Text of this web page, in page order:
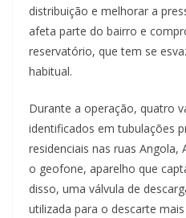
distribuição e melhorar a
afeta parte do bairro e
reservatório, que tem se
habitual.
Durante a operação, quatro
identificados em tubulações
residenciais nas ruas Angola,
o geofone, aparelho que
disso, uma válvula de
utilizada para o descarte